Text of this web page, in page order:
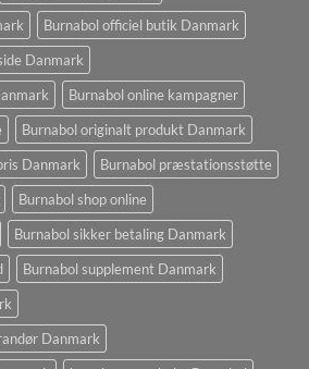
Burnabol officiel butik Danmark
Danmark
Burnabol online kampagner
Burnabol originalt produkt Danmark
Danmark
Burnabol præstationsstøtte
Burnabol shop online
Burnabol sikker betaling Danmark
Burnabol supplement Danmark
Danmark